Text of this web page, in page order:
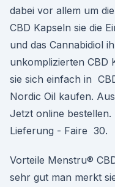
dabei vor allem um
CBD Kapseln sie die
und das Cannabidiol
unkomplizierten CBD
sie sich einfach in
Nordic Oil kaufen.
Jetzt online
Lieferung - Faire 30.
Vorteile Menstru®
sehr gut man merkt